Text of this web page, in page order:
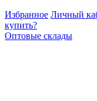
Избранное Личный
купить?
Оптовые склады